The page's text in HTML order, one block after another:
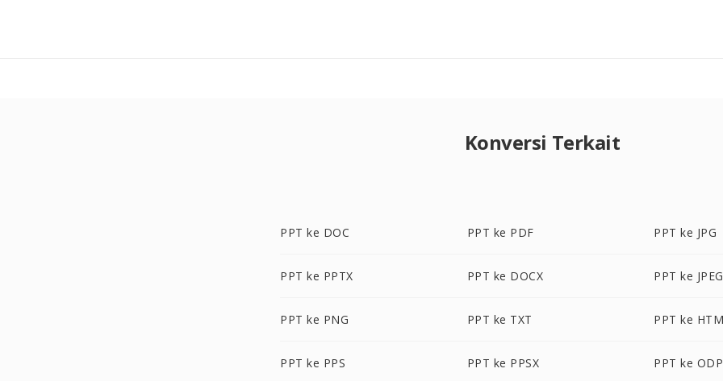
Konversi Terkait
PPT ke DOC PPT ke PDF PPT ke JPG
PPT ke PPTX PPT ke DOCX PPT ke JPEG
PPT ke PNG PPT ke TXT PPT ke
PPT ke PPS PPT ke PPSX PPT ke ODP